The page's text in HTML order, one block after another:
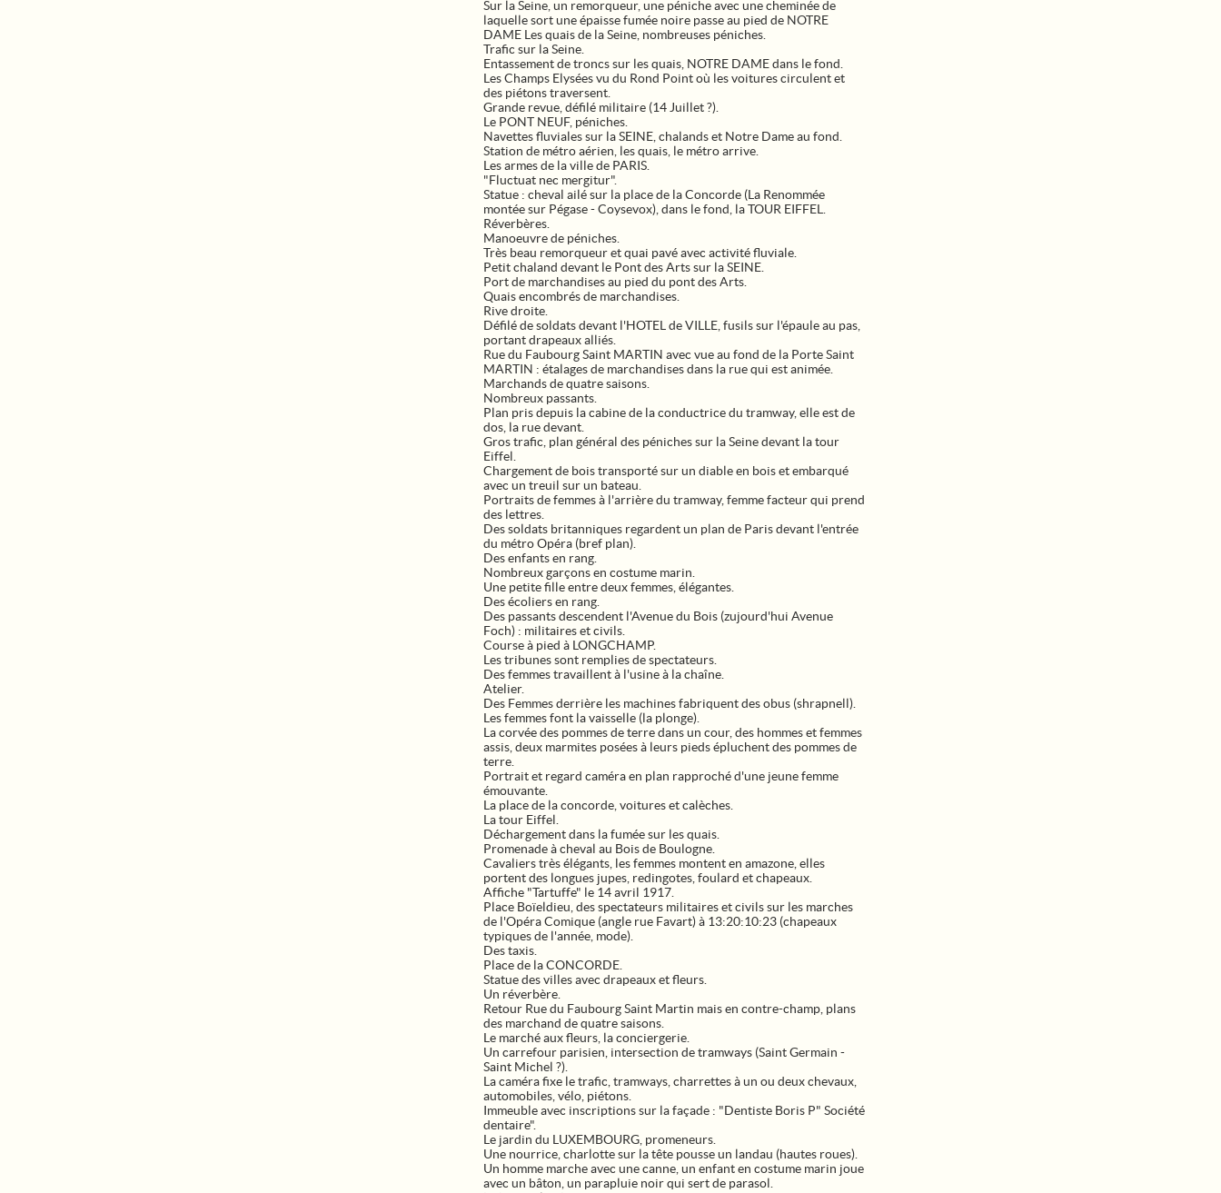
Sur la Seine, un remorqueur, une péniche avec une cheminée de
laquelle sort une épaisse fumée noire passe au pied de NOTRE
DAME Les quais de la Seine, nombreuses péniches.
Trafic sur la Seine.
Entassement de troncs sur les quais, NOTRE DAME dans le fond.
Les Champs Elysées vu du Rond Point où les voitures circulent et
des piétons traversent.
Grande revue, défilé militaire (14 Juillet ?).
Le PONT NEUF, péniches.
Navettes fluviales sur la SEINE, chalands et Notre Dame au fond.
Station de métro aérien, les quais, le métro arrive.
Les armes de la ville de PARIS.
"Fluctuat nec mergitur".
Statue : cheval ailé sur la place de la Concorde (La Renommée
montée sur Pégase - Coysevox), dans le fond, la TOUR EIFFEL.
Réverbères.
Manoeuvre de péniches.
Très beau remorqueur et quai pavé avec activité fluviale.
Petit chaland devant le Pont des Arts sur la SEINE.
Port de marchandises au pied du pont des Arts.
Quais encombrés de marchandises.
Rive droite.
Défilé de soldats devant l'HOTEL de VILLE, fusils sur l'épaule au pas,
portant drapeaux alliés.
Rue du Faubourg Saint MARTIN avec vue au fond de la Porte Saint
MARTIN : étalages de marchandises dans la rue qui est animée.
Marchands de quatre saisons.
Nombreux passants.
Plan pris depuis la cabine de la conductrice du tramway, elle est de
dos, la rue devant.
Gros trafic, plan général des péniches sur la Seine devant la tour
Eiffel.
Chargement de bois transporté sur un diable en bois et embarqué
avec un treuil sur un bateau.
Portraits de femmes à l'arrière du tramway, femme facteur qui prend
des lettres.
Des soldats britanniques regardent un plan de Paris devant l'entrée
du métro Opéra (bref plan).
Des enfants en rang.
Nombreux garçons en costume marin.
Une petite fille entre deux femmes, élégantes.
Des écoliers en rang.
Des passants descendent l'Avenue du Bois (zujourd'hui Avenue
Foch) : militaires et civils.
Course à pied à LONGCHAMP.
Les tribunes sont remplies de spectateurs.
Des femmes travaillent à l'usine à la chaîne.
Atelier.
Des Femmes derrière les machines fabriquent des obus (shrapnell).
Les femmes font la vaisselle (la plonge).
La corvée des pommes de terre dans un cour, des hommes et femmes
assis, deux marmites posées à leurs pieds épluchent des pommes de
terre.
Portrait et regard caméra en plan rapproché d'une jeune femme
émouvante.
La place de la concorde, voitures et calèches.
La tour Eiffel.
Déchargement dans la fumée sur les quais.
Promenade à cheval au Bois de Boulogne.
Cavaliers très élégants, les femmes montent en amazone, elles
portent des longues jupes, redingotes, foulard et chapeaux.
Affiche "Tartuffe" le 14 avril 1917.
Place Boïeldieu, des spectateurs militaires et civils sur les marches
de l'Opéra Comique (angle rue Favart) à 13:20:10:23 (chapeaux
typiques de l'année, mode).
Des taxis.
Place de la CONCORDE.
Statue des villes avec drapeaux et fleurs.
Un réverbère.
Retour Rue du Faubourg Saint Martin mais en contre-champ, plans
des marchand de quatre saisons.
Le marché aux fleurs, la conciergerie.
Un carrefour parisien, intersection de tramways (Saint Germain -
Saint Michel ?).
La caméra fixe le trafic, tramways, charrettes à un ou deux chevaux,
automobiles, vélo, piétons.
Immeuble avec inscriptions sur la façade : "Dentiste Boris P" Société
dentaire".
Le jardin du LUXEMBOURG, promeneurs.
Une nourrice, charlotte sur la tête pousse un landau (hautes roues).
Un homme marche avec une canne, un enfant en costume marin joue
avec un bâton, un parapluie noir qui sert de parasol.